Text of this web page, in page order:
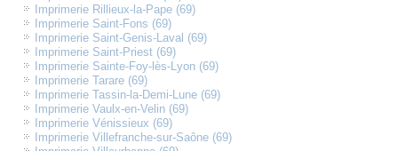
Imprimerie Rillieux-la-Pape (69)
Imprimerie Saint-Fons (69)
Imprimerie Saint-Genis-Laval (69)
Imprimerie Saint-Priest (69)
Imprimerie Sainte-Foy-lès-Lyon (69)
Imprimerie Tarare (69)
Imprimerie Tassin-la-Demi-Lune (69)
Imprimerie Vaulx-en-Velin (69)
Imprimerie Vénissieux (69)
Imprimerie Villefranche-sur-Saône (69)